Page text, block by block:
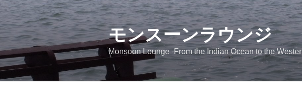
コ
ン
テ
ツ
へ
ス
モンスーンラウンジ
Monsoon Lounge -From the Indian Ocean to the